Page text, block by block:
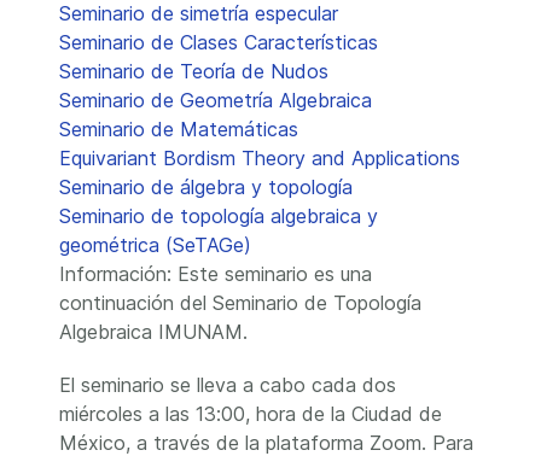
Seminario de simetría especular
Seminario de Clases Características
Seminario de Teoría de Nudos
Seminario de Geometría Algebraica
Seminario de Matemáticas
Equivariant Bordism Theory and Applications
Seminario de álgebra y topología
Seminario de topología algebraica y
geométrica (SeTAGe)
Información: Este seminario es una
continuación del Seminario de Topología
Algebraica IMUNAM.
El seminario se lleva a cabo cada dos
miércoles a las 13:00, hora de la Ciudad de
México, a través de la plataforma Zoom. Para